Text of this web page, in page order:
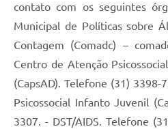
contato com os seguintes
Municipal de Políticas sobre
Contagem (Comadc) –
Centro de Atenção
(CapsAD). Telefone (31)
Psicossocial Infanto Juvenil
3307. - DST/AIDS. Telefone